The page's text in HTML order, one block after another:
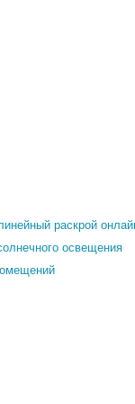
раскрой
освещения